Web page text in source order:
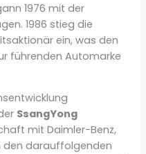
1976 mit der
1986 stieg die
ein, was den
führenden Automarke
SsangYong
mit Daimler-Benz,
den darauffolgenden